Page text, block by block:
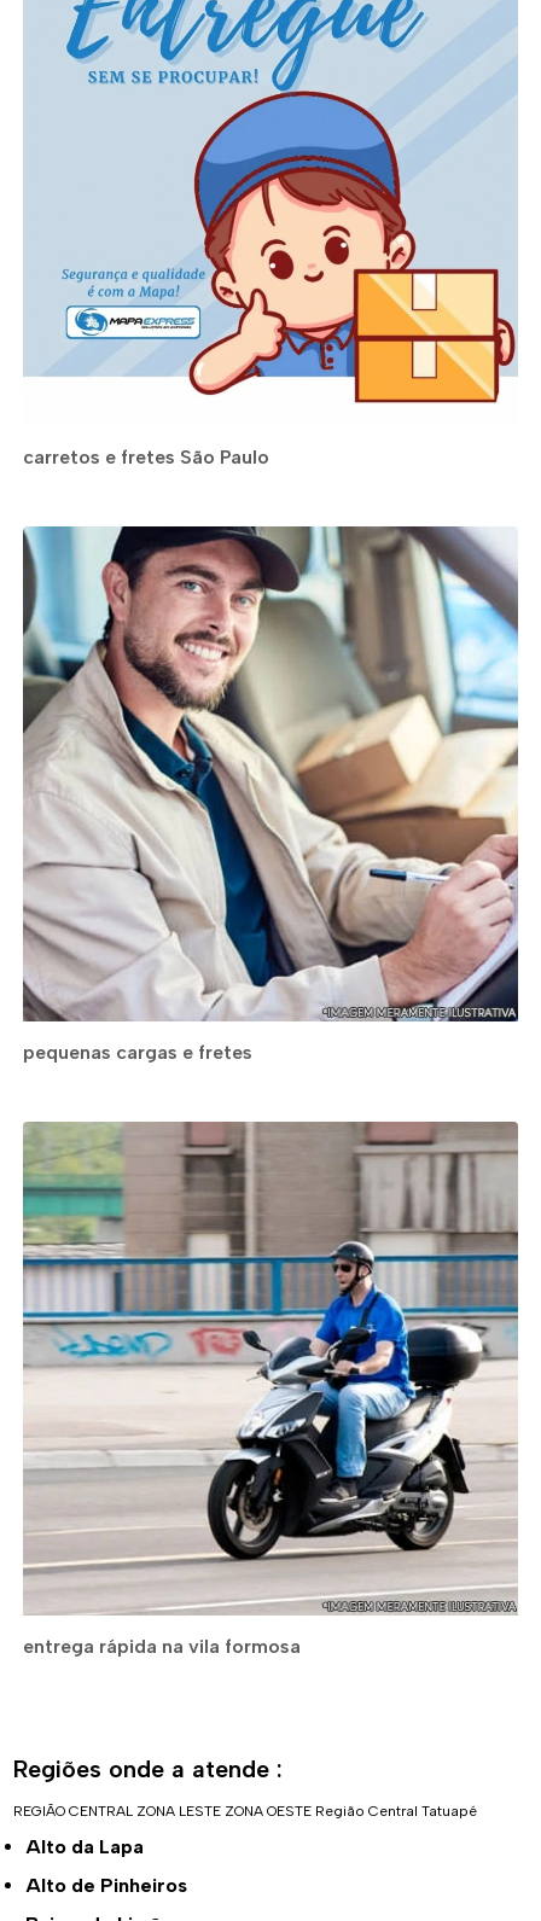
carretos e fretes São Paulo
pequenas cargas e fretes
entrega rápida na vila formosa
Regiões onde a atende :
REGIÃO CENTRAL ZONA LESTE ZONA OESTE Região Central Tatuapé
Alto da Lapa
Alto de Pinheiros